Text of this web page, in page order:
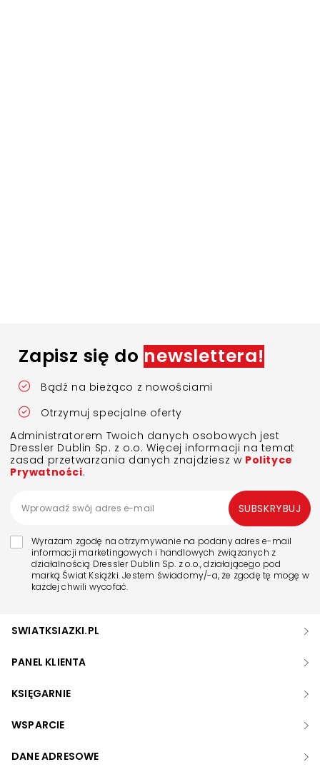
Zapisz się do newslettera!
Bądź na bieżąco z nowościami
Otrzymuj specjalne oferty
Administratorem Twoich danych osobowych jest
Dressler Dublin Sp. z o.o. Więcej informacji na temat
zasad przetwarzania danych znajdziesz w Polityce
Prywatności.
Wyrażam zgodę na otrzymywanie na podany adres e-mail
informacji marketingowych i handlowych związanych z
działalnością Dressler Dublin Sp. z o.o., działającego pod
marką Świat Książki. Jestem świadomy/-a, że zgodę tę mogę w
każdej chwili wycofać.
SUBSKRYBUJ
SWIATKSIAZKI.PL
PANEL KLIENTA
KSIĘGARNIE
WSPARCIE
DANE ADRESOWE